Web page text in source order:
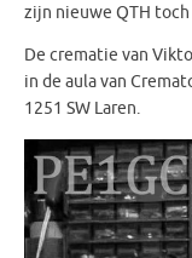
zijn nieuwe QTH
De crematie van
in de aula van
1251 SW Laren.